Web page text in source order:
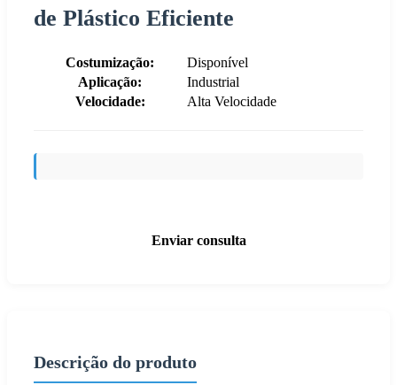
de Plástico Eficiente
Costumização:
Disponível
Aplicação:
Industrial
Velocidade:
Alta Velocidade
Enviar consulta
Descrição do produto